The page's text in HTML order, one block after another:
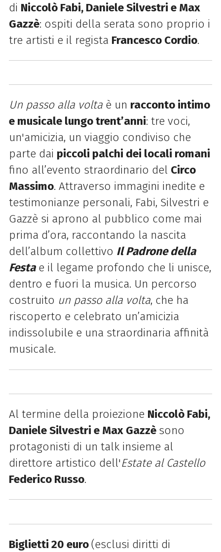
di Niccolò Fabi, Daniele Silvestri e Max
Gazzè: ospiti della serata sono proprio i
tre artisti e il regista Francesco Cordio.
Un passo alla voltaè un racconto intimo
e musicale lungo trent’anni: tre voci,
un'amicizia, un viaggio condiviso che
parte dai piccoli palchi dei locali romani
fino all’evento straordinario del Circo
Massimo. Attraverso immagini inedite e
testimonianze personali, Fabi, Silvestri e
Gazzè si aprono al pubblico come mai
prima d’ora, raccontando la nascita
dell’album collettivo Il Padrone della
Festae il legame profondo che li unisce,
dentro e fuori la musica. Un percorso
costruito un passo alla volta, che ha
riscoperto e celebrato un’amicizia
indissolubile e una straordinaria affinità
musicale.
Al termine della proiezione Niccolò Fabi,
Daniele Silvestri e Max Gazzè sono
protagonisti di un talk insieme al
direttore artistico dell'Estate al Castello
Federico Russo.
Biglietti 20 euro(esclusi diritti di